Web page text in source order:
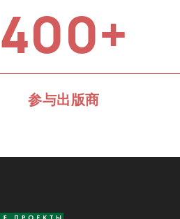
400+
参与出版商